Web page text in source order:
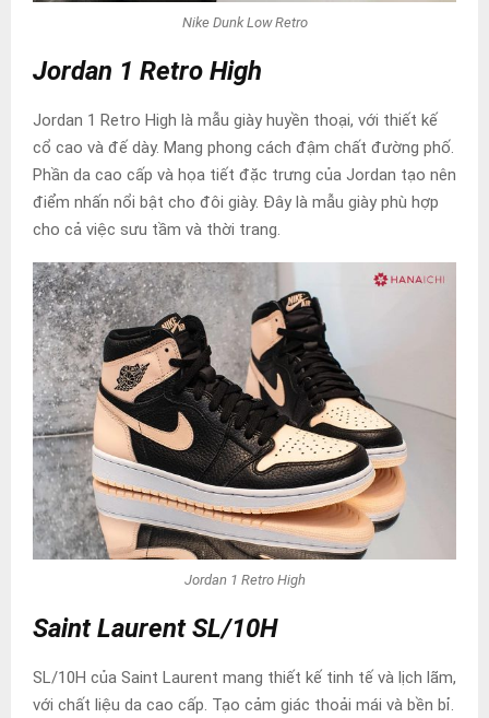
Nike Dunk Low Retro
Jordan 1 Retro High
Jordan 1 Retro High là mẫu giày huyền thoại, với thiết kế
cổ cao và đế dày. Mang phong cách đậm chất đường phố.
Phần da cao cấp và họa tiết đặc trưng của Jordan tạo nên
điểm nhấn nổi bật cho đôi giày. Đây là mẫu giày phù hợp
cho cả việc sưu tầm và thời trang.
Jordan 1 Retro High
Saint Laurent SL/10H
SL/10H của Saint Laurent mang thiết kế tinh tế và lịch lãm,
với chất liệu da cao cấp. Tạo cảm giác thoải mái và bền bỉ.